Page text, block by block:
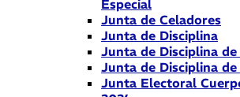
Especial
Junta de Celadores
Junta de Disciplina
Junta de Disciplina
Junta de Disciplina
Junta Electoral